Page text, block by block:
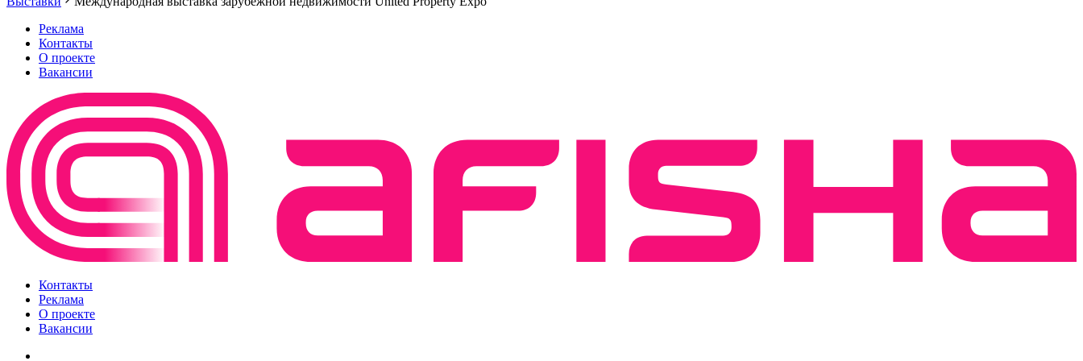
Реклама
Контакты
О проекте
Вакансии
Контакты
Реклама
О проекте
Вакансии